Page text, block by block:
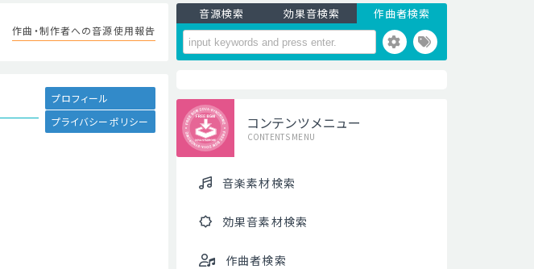
作曲・制作者への音源使用報告
プロフィール
プライバシーポリシー
音源検索 効果音検索 作曲者検索
コンテンツメニュー
CONTENTS MENU
音楽素材検索
効果音素材検索
作曲者検索